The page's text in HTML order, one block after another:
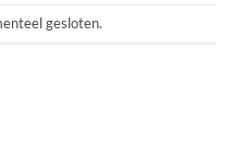
gesloten.